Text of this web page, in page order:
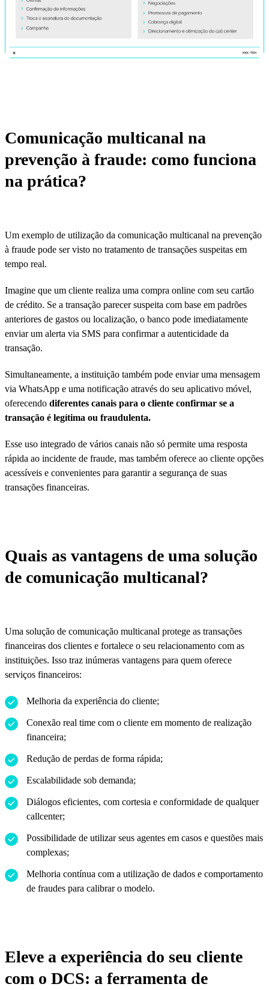
Comunicação multicanal na
prevenção à fraude: como funciona
na prática?
Um exemplo de utilização da comunicação multicanal na prevenção
à fraude pode ser visto no tratamento de transações suspeitas em
tempo real.
Imagine que um cliente realiza uma compra online com seu cartão
de crédito. Se a transação parecer suspeita com base em padrões
anteriores de gastos ou localização, o banco pode imediatamente
enviar um alerta via SMS para confirmar a autenticidade da
transação.
Simultaneamente, a instituição também pode enviar uma mensagem
via WhatsApp e uma notificação através do seu aplicativo móvel,
oferecendo diferentes canais para o cliente confirmar se a
transação é legítima ou fraudulenta.
Esse uso integrado de vários canais não só permite uma resposta
rápida ao incidente de fraude, mas também oferece ao cliente opções
acessíveis e convenientes para garantir a segurança de suas
transações financeiras.
Quais as vantagens de uma solução
de comunicação multicanal?
Uma solução de comunicação multicanal protege as transações
financeiras dos clientes e fortalece o seu relacionamento com as
instituições. Isso traz inúmeras vantagens para quem oferece
serviços financeiros:
Melhoria da experiência do cliente;
Conexão real time com o cliente em momento de realização
financeira;
Redução de perdas de forma rápida;
Escalabilidade sob demanda;
Diálogos eficientes, com cortesia e conformidade de qualquer
callcenter;
Possibilidade de utilizar seus agentes em casos e questões mais
complexas;
Melhoria contínua com a utilização de dados e comportamento
de fraudes para calibrar o modelo.
Eleve a experiência do seu cliente
com o DCS: a ferramenta de